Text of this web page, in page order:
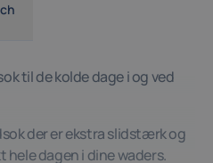
til de kolde dage i og ved
der er ekstra slidstærk og
dagen i dine waders.